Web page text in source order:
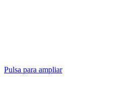
Pulsa para ampliar